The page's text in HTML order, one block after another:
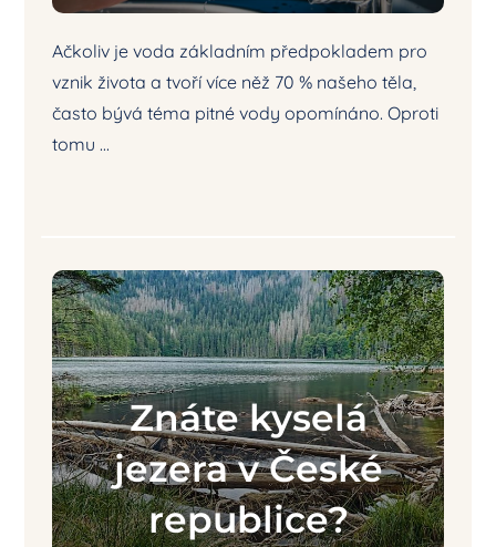
Ačkoliv je voda základním předpokladem pro
vznik života a tvoří více něž 70 % našeho těla,
často bývá téma pitné vody opomínáno. Oproti
tomu ...
Znáte kyselá
jezera v České
republice?